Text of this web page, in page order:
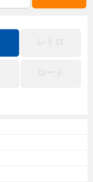
レトロ
ロード